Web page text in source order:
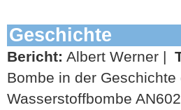
Geschichte
Bericht: Albert Werner |
Bombe in der
Wasserstoffbombe